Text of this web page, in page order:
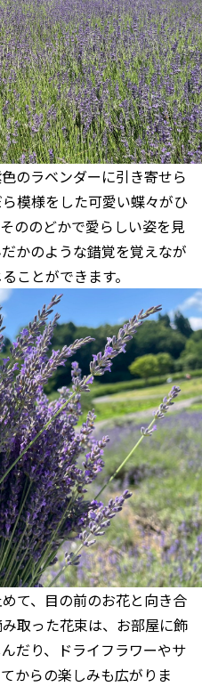
のラベンダーに引き寄せら
模様をした可愛い蝶々がひ
ののどかで愛らしい姿を見
かのような錯覚を覚えなが
ことができます。
て、目の前のお花と向き合
取った花束は、お部屋に飾
だり、ドライフラワーやサ
からの楽しみも広がりま